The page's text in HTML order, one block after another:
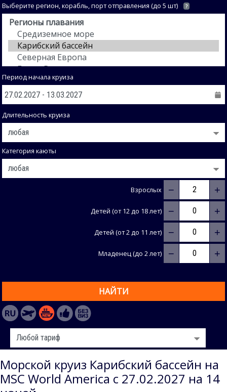
Выберите регион, корабль, порт отправления (до 5 шт) ?
Период начала круиза
Длительность круиза
Категория каюты
Взрослых − +
Детей (от 12 до 18 лет) − +
Детей (от 2 до 11 лет) − +
Младенец (до 2 лет) − +
НАЙТИ
Морской круиз Карибский бассейн на
MSC World America с 27.02.2027 на 14